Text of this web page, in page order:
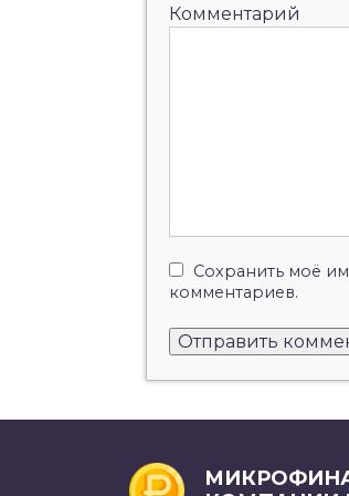
Комментарий
Сохранить моё
комментариев.